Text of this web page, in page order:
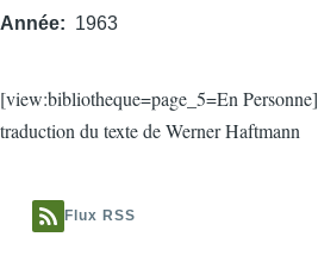
Année 1963
[view:bibliotheque=page_5=En Personne]
traduction du texte de Werner Haftmann
Flux RSS